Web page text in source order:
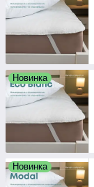
Новинка
Новинка